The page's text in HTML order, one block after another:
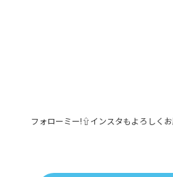
フォローミー!⇧インスタもよろしく